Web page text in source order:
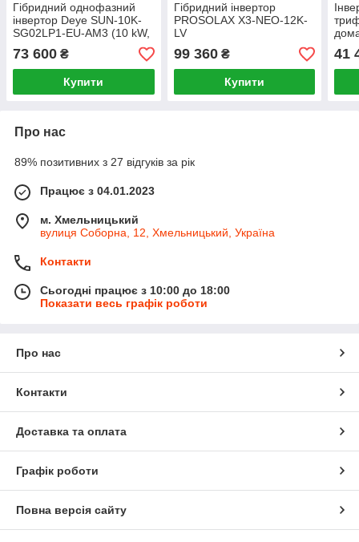
Гібридний однофазний
інвертор Deye SUN-10K-
SG02LP1-EU-AM3 (10 kW,
1 фази, 3 MPPT)
73 600 ₴
Купити
Гібридний інвертор
PROSOLAX X3-NEO-12K-
LV
99 360₴
Купити
5G
41
Про нас
89% позитивних з 27 відгуків за рік
Працює з 04.01.2023
м. Хмельницький
вулиця Соборна, 12, Хмельницький, Україна
Контакти
Сьогодні працює з 10:00 до 18:00
Показати весь графік роботи
Про нас
Контакти
Доставка та оплата
Графік роботи
Повна версія сайту